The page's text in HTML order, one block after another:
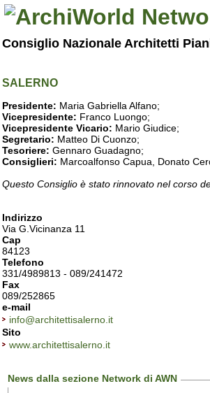
Consiglio Nazionale Architetti
SALERNO
Presidente: Maria Gabriella Alfano;
Vicepresidente: Franco Luongo;
Vicepresidente Vicario: Mario Giudice;
Segretario: Matteo Di Cuonzo;
Tesoriere: Gennaro Guadagno;
Consiglieri: Marcoalfonso Capua, Donato
Questo Consiglio è stato rinnovato nel corso
Indirizzo
Via G.Vicinanza 11
Cap
84123
Telefono
331/4989813 - 089/241472
Fax
089/252865
e-mail
info@architettisalerno.it
Sito
www.architettisalerno.it
News dalla sezione Network di AWN